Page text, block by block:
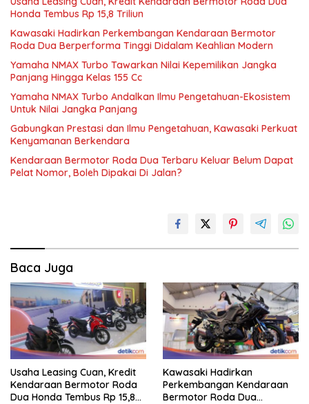
Honda Tembus Rp 15,8 Triliun
Kawasaki Hadirkan Perkembangan Kendaraan Bermotor
Roda Dua Berperforma Tinggi Didalam Keahlian Modern
Yamaha NMAX Turbo Tawarkan Nilai Kepemilikan Jangka
Panjang Hingga Kelas 155 Cc
Yamaha NMAX Turbo Andalkan Ilmu Pengetahuan-Ekosistem
Untuk Nilai Jangka Panjang
Gabungkan Prestasi dan Ilmu Pengetahuan, Kawasaki Perkuat
Kenyamanan Berkendara
Kendaraan Bermotor Roda Dua Terbaru Keluar Belum Dapat
Pelat Nomor, Boleh Dipakai Di Jalan?
Baca Juga
Usaha Leasing Cuan, Kredit
Kendaraan Bermotor Roda
Dua Honda Tembus Rp 15,8
Kawasaki Hadirkan
Perkembangan Kendaraan
Bermotor Roda Dua